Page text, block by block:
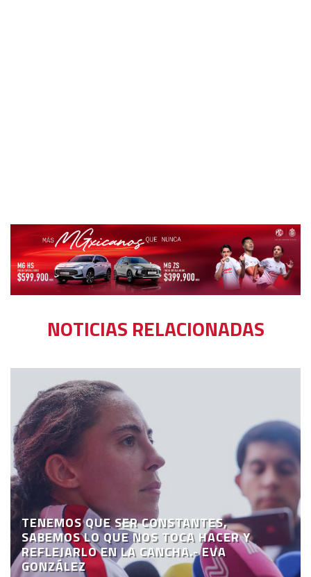
NOTICIAS RELACIONADAS
TENEMOS QUE SER CONSTANTES,
SABEMOS LO QUE NOS TOCA HACER Y
REFLEJARLO EN LA CANCHA.- EVA
GONZÁLEZ